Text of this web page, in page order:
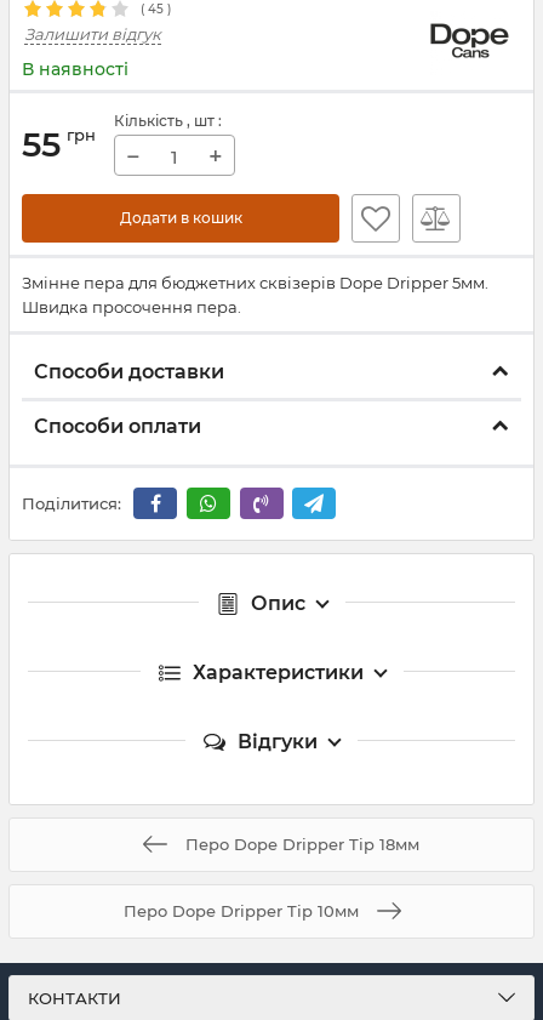
( 45 )
Залишити відгук
В наявності
55 грн
Кількість , шт :
− +
Додати в кошик
​Змінне пера для бюджетних сквізерів Dope Dripper 5мм.
Швидка просочення пера.
Способи доставки
Способи оплати
Поділитися:
Опис
Характеристики
Відгуки
Перо Dope Dripper Tip 18мм
Перо Dope Dripper Tip 10мм
КОНТАКТИ